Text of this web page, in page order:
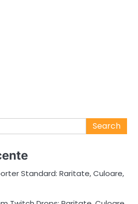
Standard: Raritate, Culoare,